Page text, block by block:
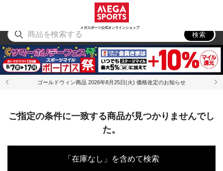
メガスポーツ公式オンラインショップ
アウトドア
検索
ゴールドウィン商品 2026年8月25日(火) 価格改定のお知らせ
ご指定の条件に一致する商品が見つかりませんでし
た。
「在庫なし」を含めて検索